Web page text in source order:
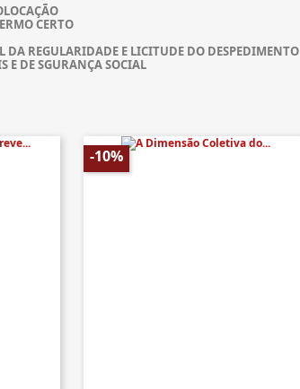
CERTO
REGULARIDADE E LICITUDE DO DESPEDIMENTO
E DE SGURANÇA SOCIAL
-10%